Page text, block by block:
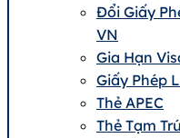
Đổi Giấy
VN
Gia Hạn
Giấy Phép
Thẻ APEC
Thẻ Tạm